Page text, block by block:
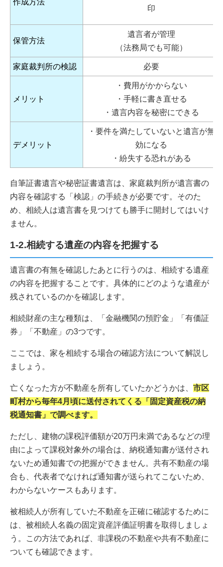
印
保管方法
遺言者が管理
（法務局でも可能）
家庭裁判所の検認 必要
メリット
・費用がかからない
・手軽に書き直せる
・遺言内容を秘密にできる
デメリット
・要件を満たしていないと遺言が無
効になる
・紛失する恐れがある
自筆証書遺言や秘密証書遺言は、家庭裁判所が遺言書の
内容を確認する「検認」の手続きが必要です。そのた
め、相続人は遺言書を見つけても勝手に開封してはいけ
ません。
1-2.相続する遺産の内容を把握する
遺言書の有無を確認したあとに行うのは、相続する遺産
の内容を把握することです。具体的にどのような遺産が
残されているのかを確認します。
相続財産の主な種類は、「金融機関の預貯金」「有価証
券」「不動産」の3つです。
ここでは、家を相続する場合の確認方法について解説し
ましょう。
亡くなった方が不動産を所有していたかどうかは、 市区
町村から毎年4月頃に送付されてくる「固定資産税の納
税通知書」で調べます。
ただし、建物の課税評価額が20万円未満であるなどの理
由によって課税対象外の場合は、納税通知書が送付され
ないため通知書での把握ができません。共有不動産の場
合も、代表者でなければ通知書が送られてこないため、
わからないケースもあります。
被相続人が所有していた不動産を正確に確認するために
は、被相続人名義の固定資産評価証明書を取得しましょ
う。この方法であれば、非課税の不動産や共有不動産に
ついても確認できます。